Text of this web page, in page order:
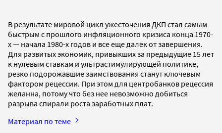
В результате мировой цикл ужесточения ДКП стал самым
быстрым с прошлого инфляционного кризиса конца 1970-
х — начала 1980-х годов и все еще далек от завершения.
Для развитых экономик, привыкших за предыдущие 15 лет
к нулевым ставкам и ультрастимулирующей политике,
резко подорожавшие заимствования станут ключевым
фактором рецессии. При этом для центробанков рецессия
желанна, потому что без нее невозможно добиться
разрыва спирали роста заработных плат.
Материал по теме